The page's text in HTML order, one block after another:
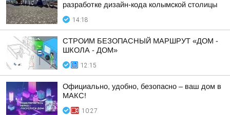
разработке дизайн-кода колымской столицы
14:18
СТРОИМ БЕЗОПАСНЫЙ МАРШРУТ «ДОМ -
ШКОЛА - ДОМ»
12:15
Официально, удобно, безопасно – ваш дом в
МАКС!
10:27